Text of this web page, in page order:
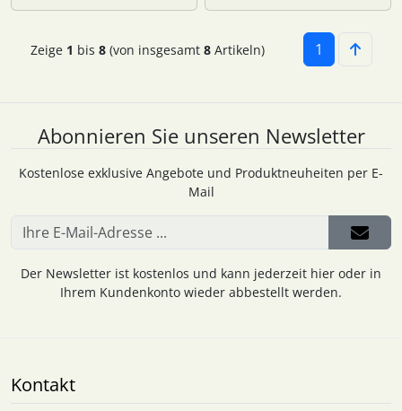
Zeige 1 bis 8(von insgesamt 8Artikeln) 1
Abonnieren Sie unseren Newsletter
Kostenlose exklusive Angebote und Produktneuheiten per E-
Mail
Der Newsletter ist kostenlos und kann jederzeit hier oder in
Ihrem Kundenkonto wieder abbestellt werden.
Kontakt